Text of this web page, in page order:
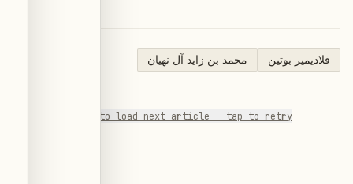
فلاديمير بوتين محمد بن زايد آل نهيان
Failed to load next article — tap to retry